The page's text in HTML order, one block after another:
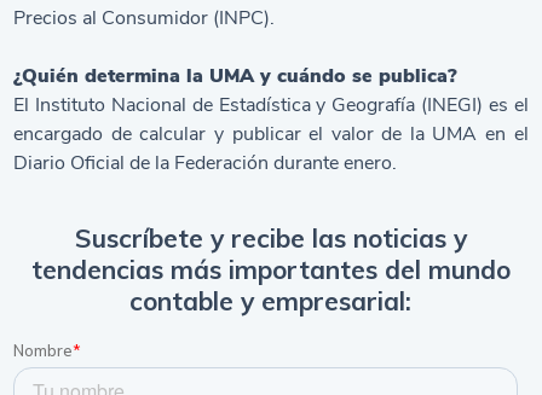
Precios al Consumidor (INPC).
¿Quién determina la UMA y cuándo se publica?
El Instituto Nacional de Estadística y Geografía (INEGI) es el
encargado de calcular y publicar el valor de la UMA en el
Diario Oficial de la Federación durante enero.